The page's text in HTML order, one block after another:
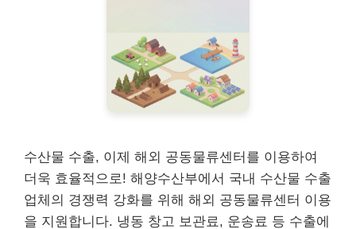
수산물 수출, 이제 해외 공동물류센터를 이용하여
더욱 효율적으로! 해양수산부에서 국내 수산물 수출
업체의 경쟁력 강화를 위해 해외 공동물류센터 이용
을 지원합니다. 냉동 창고 보관료, 운송료 등 수출에